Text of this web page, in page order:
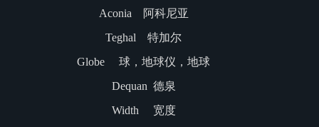
Aconia 阿科尼亚
Teghal 特加尔
Globe 球，地球仪，地球
Dequan 德泉
Width 宽度